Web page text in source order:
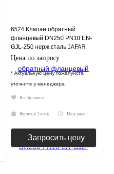
6524 Клапан обратный
фланцевый DN250 PN10 EN-
GJL-250 нерж.сталь JAFAR
Цена по запросу
* Актуальную цену пожалуйста
уточните у менеджера
В избранное
Купить в 1 клик Под заказ
Запросить цену